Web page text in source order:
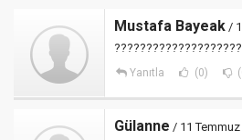
Mustafa Bayeak /
Yanıtla (0)
Gülanne / 11